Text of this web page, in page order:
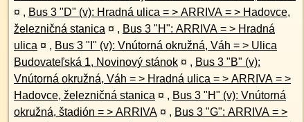
¤ , Bus 3 "D" (v): Hradná ulica = > ARRIVA = > Hadovce,
železničná stanica ¤ , Bus 3 "H": ARRIVA = > Hradná
ulica ¤ , Bus 3 "I" (v): Vnútorná okružná, Váh = > Ulica
Budovateľská 1, Novinový stánok ¤ , Bus 3 "B" (v):
Vnútorná okružná, Váh = > Hradná ulica = > ARRIVA = >
Hadovce, železničná stanica ¤ , Bus 3 "H" (v): Vnútorná
okružná, štadión = > ARRIVA ¤ , Bus 3 "G": ARRIVA = >